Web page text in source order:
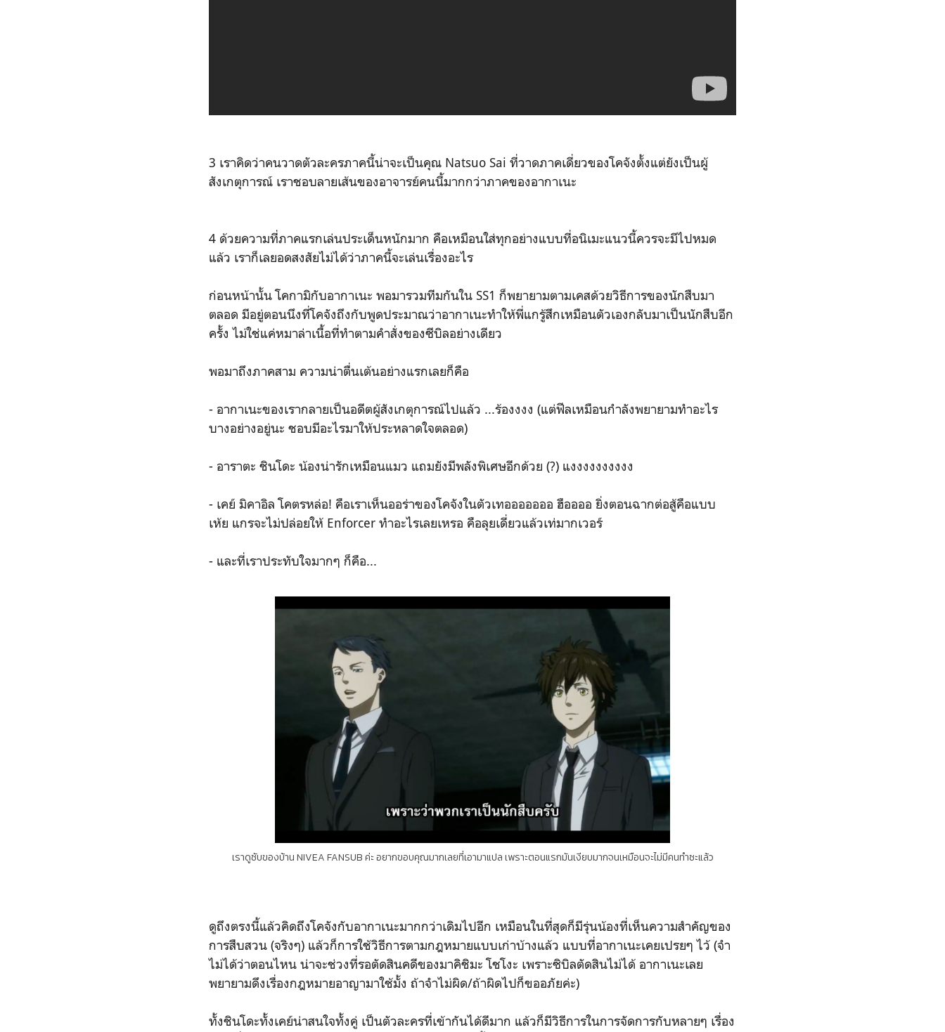
3 เราคิดว่าคนวาดตัวละครภาคนี้น่าจะเป็นคุณ Natsuo Sai ที่วาดภาคเดี่ยวของโคจังตั้งแต่ยังเป็นผู้
สังเกตุการณ์ เราชอบลายเส้นของอาจารย์คนนี้มากกว่าภาคของอากาเนะ
4 ด้วยความที่ภาคแรกเล่นประเด็นหนักมาก คือเหมือนใส่ทุกอย่างแบบที่อนิเมะแนวนี้ควรจะมีไปหมด
แล้ว เราก็เลยอดสงสัยไม่ได้ว่าภาคนี้จะเล่นเรื่องอะไร
ก่อนหน้านั้น โคกามิกับอากาเนะ พอมารวมทีมกันใน SS1 ก็พยายามตามเคสด้วยวิธีการของนักสืบมา
ตลอด มีอยู่ตอนนึงที่โคจังถึงกับพูดประมาณว่าอากาเนะทำให้พี่แกรู้สึกเหมือนตัวเองกลับมาเป็นนักสืบอีก
ครั้ง ไม่ใช่แค่หมาล่าเนื้อที่ทำตามคำสั่งของซีบิลอย่างเดียว
พอมาถึงภาคสาม ความน่าตื่นเต้นอย่างแรกเลยก็คือ
- อากาเนะของเรากลายเป็นอดีตผู้สังเกตุการณ์ไปแล้ว ...ร้องงงง (แต่ฟีลเหมือนกำลังพยายามทำอะไร
บางอย่างอยู่นะ ชอบมีอะไรมาให้ประหลาดใจตลอด)
- อาราตะ ชินโดะ น้องน่ารักเหมือนแมว แถมยังมีพลังพิเศษอีกด้วย (?) แงงงงงงงงงง
- เคย์ มิคาอิล โคตรหล่อ! คือเราเห็นออร่าของโคจังในตัวเทอออออออ ฮืออออ ยิ่งตอนฉากต่อสู้คือแบบ
เห้ย แกรจะไม่ปล่อยให้ Enforcer ทำอะไรเลยเหรอ คือลุยเดี่ยวแล้วเท่มากเวอร์
- และที่เราประทับใจมากๆ ก็คือ...
เราดูซับของบ้าน NIVEA FANSUB ค่ะ อยากขอบคุณมากเลยที่เอามาแปลเพราะตอนแรกมันเงียบมากจนเหมือนจะไม่มีคนทำซะแล้ว
ดูถึงตรงนี้แล้วคิดถึงโคจังกับอากาเนะมากกว่าเดิมไปอีก เหมือนในที่สุดก็มีรุ่นน้องที่เห็นความสำคัญของ
การสืบสวน (จริงๆ) แล้วก็การใช้วิธีการตามกฎหมายแบบเก่าบ้างแล้ว แบบที่อากาเนะเคยเปรยๆ ไว้ (จำ
ไม่ได้ว่าตอนไหน น่าจะช่วงที่รอตัดสินคดีของมาคิชิมะ โชโงะ เพราะซิบิลตัดสินไม่ได้ อากาเนะเลย
พยายามดึงเรื่องกฎหมายอาญามาใช้มั้ง ถ้าจำไม่ผิด/ถ้าผิดไปก็ขออภัยค่ะ)
ทั้งชินโดะทั้งเคย์น่าสนใจทั้งคู่ เป็นตัวละครที่เข้ากันได้ดีมาก แล้วก็มีวิธีการในการจัดการกับหลายๆ เรื่อง